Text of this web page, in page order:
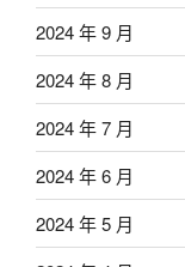
2024 年 9 月
2024 年 8 月
2024 年 7 月
2024 年 6 月
2024 年 5 月